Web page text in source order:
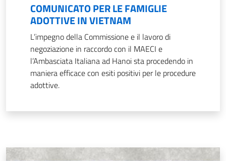
COMUNICATO PER LE FAMIGLIE
ADOTTIVE IN VIETNAM
L’impegno della Commissione e il lavoro di
negoziazione in raccordo con il MAECI e
l’Ambasciata Italiana ad Hanoi sta procedendo in
maniera efficace con esiti positivi per le procedure
adottive.